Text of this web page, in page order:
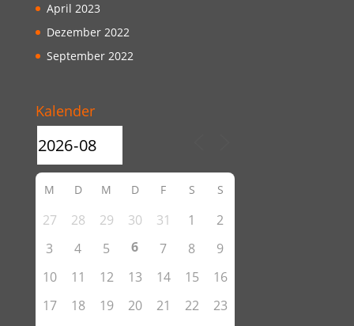
April 2023
Dezember 2022
September 2022
Kalender
M D M D F S S
27 28 29 30 31 1
2
3
4 5 6 7 8
9
10
11 12 13 14 15
16
17
18 19 20 21 22
23